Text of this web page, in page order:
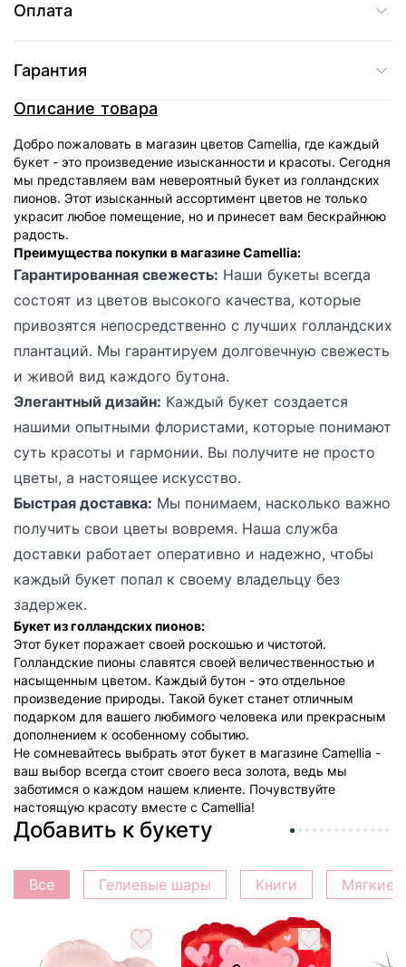
Оплата
Гарантия
Описание товара
Добро пожаловать в магазин цветов Camellia, где каждый
букет - это произведение изысканности и красоты. Сегодня
мы представляем вам невероятный букет из голландских
пионов. Этот изысканный ассортимент цветов не только
украсит любое помещение, но и принесет вам бескрайнюю
радость.
Преимущества покупки в магазине Camellia:
Гарантированная свежесть: Наши букеты всегда
состоят из цветов высокого качества, которые
привозятся непосредственно с лучших голландских
плантаций. Мы гарантируем долговечную свежесть
и живой вид каждого бутона.
Элегантный дизайн: Каждый букет создается
нашими опытными флористами, которые понимают
суть красоты и гармонии. Вы получите не просто
цветы, а настоящее искусство.
Быстрая доставка: Мы понимаем, насколько важно
получить свои цветы вовремя. Наша служба
доставки работает оперативно и надежно, чтобы
каждый букет попал к своему владельцу без
задержек.
Букет из голландских пионов:
Этот букет поражает своей роскошью и чистотой.
Голландские пионы славятся своей величественностью и
насыщенным цветом. Каждый бутон - это отдельное
произведение природы. Такой букет станет отличным
подарком для вашего любимого человека или прекрасным
дополнением к особенному событию.
Не сомневайтесь выбрать этот букет в магазине Camellia -
ваш выбор всегда стоит своего веса золота, ведь мы
заботимся о каждом нашем клиенте. Почувствуйте
настоящую красоту вместе с Camellia!
Добавить к букету
Все Гелиевые шары Книги Мягкие